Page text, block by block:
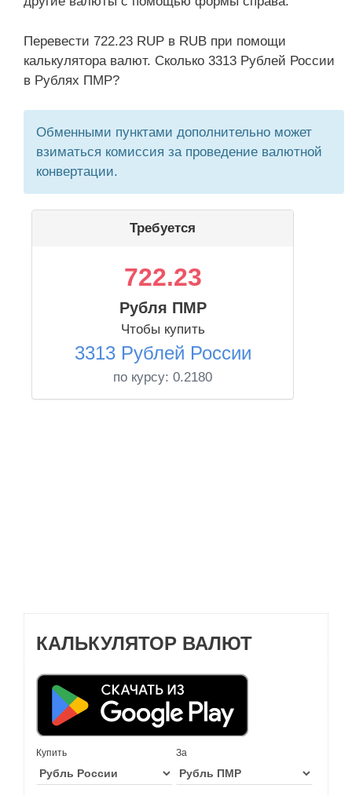
Перевести 722.23 RUP в RUB при помощи
калькулятора валют. Сколько 3313 Рублей России
в Рублях ПМР?
Обменными пунктами дополнительно может
взиматься комиссия за проведение валютной
конвертации.
Требуется
722.23
Рубля ПМР
Чтобы купить
3313 Рублей России
по курсу: 0.2180
КАЛЬКУЛЯТОР ВАЛЮТ
Купить За